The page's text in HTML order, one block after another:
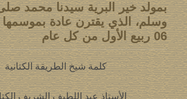
بمولد خير البرية سيدنا محمد
وسلم، الذي يقترن عادة
06 ربيع الأول من كل عام
كلمة شيخ الطريقة الكتانية
الأستاذ عبد اللطيف الشريف